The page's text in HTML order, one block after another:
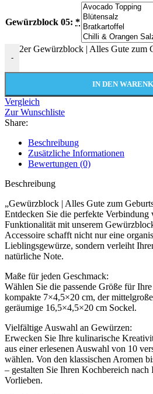
Gewürzblock 05: *
-
2er Gewürzblock | Alles Gute zum
IN DEN
Vergleich
Zur Wunschliste
Share:
Beschreibung
Zusätzliche Informationen
Bewertungen (0)
Beschreibung
„Gewürzblock | Alles Gute zum
Entdecken Sie die perfekte
Funktionalität mit unserem
Accessoire schafft nicht nur eine
Lieblingsgewürze, sondern verleiht
natürliche Note.
Maße für jeden Geschmack:
Wählen Sie die passende Größe für
kompakte 7×4,5×20 cm, der
geräumige 16,5×4,5×20 cm Sockel.
Vielfältige Auswahl an Gewürzen:
Erwecken Sie Ihre kulinarische
aus einer erlesenen Auswahl von 10
wählen. Von den klassischen Aromen
– gestalten Sie Ihren Kochbereich nach
Vorlieben.